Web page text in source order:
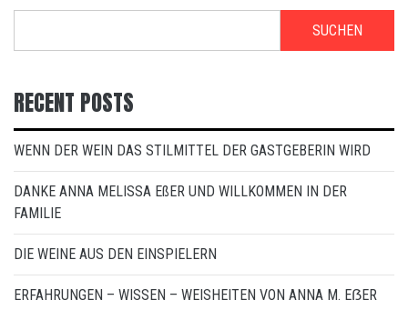
SUCHEN
RECENT POSTS
WENN DER WEIN DAS STILMITTEL DER GASTGEBERIN WIRD
DANKE ANNA MELISSA EßER UND WILLKOMMEN IN DER
FAMILIE
DIE WEINE AUS DEN EINSPIELERN
ERFAHRUNGEN – WISSEN – WEISHEITEN VON ANNA M. EẞER